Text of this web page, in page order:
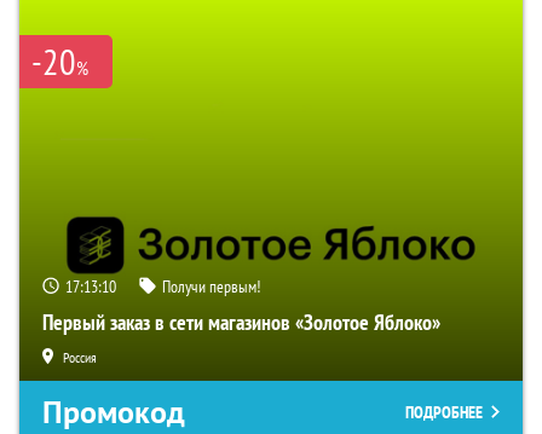
-20%
17:13:09 Получи первым!
Первый заказ в сети магазинов «Золотое Яблоко»
Россия
Промокод ПОДРОБНЕЕ